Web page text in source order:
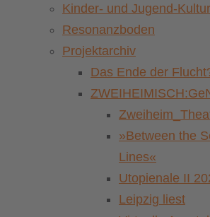
Kinder- und Jugend-
Resonanzboden
Projektarchiv
Das Ende der
»Between the
Lines«
Utopienale II
Leipzig liest